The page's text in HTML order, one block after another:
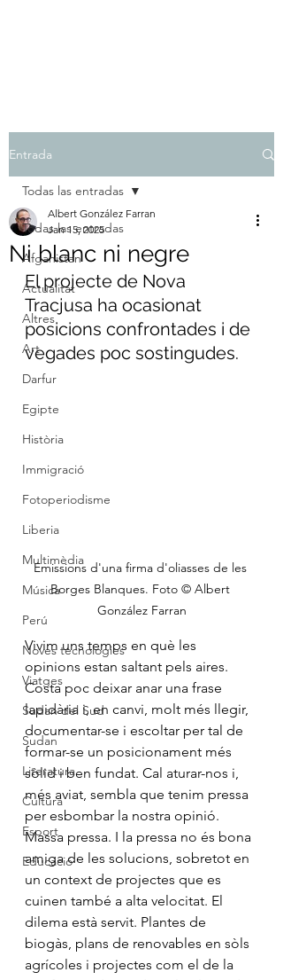
Entrada
Todas las entradas
Afganistan
Actualitat
Altres
Art
Darfur
Egipte
Història
Immigració
Fotoperiodisme
Liberia
Multimèdia
Música
Perú
Noves tecnologies
Viatges
Sudan del Sud
Sudan
Literatura
Cultura
Esport
Educació
Todas las entradas
Ni blanc ni negre
Albert González Farran
Jan 15, 2025
El projecte de Nova
Tracjusa ha ocasionat
posicions confrontades i de
vegades poc sostingudes.
Emissions d'una firma d'oliasses de les
Borges Blanques. Foto © Albert
González Farran
Vivim uns temps en què les
opinions estan saltant pels aires.
Costa poc deixar anar una frase
lapidària i, en canvi, molt més llegir,
documentar-se i escoltar per tal de
formar-se un posicionament més
sòlid i ben fundat. Cal aturar-nos i,
més aviat, sembla que tenim pressa
per esbombar la nostra opinió.
Massa pressa. I la pressa no és bona
amiga de les solucions, sobretot en
un context de projectes que es
cuinen també a alta velocitat. El
dilema està servit. Plantes de
biogàs, plans de renovables en sòls
agrícoles i projectes com el de la